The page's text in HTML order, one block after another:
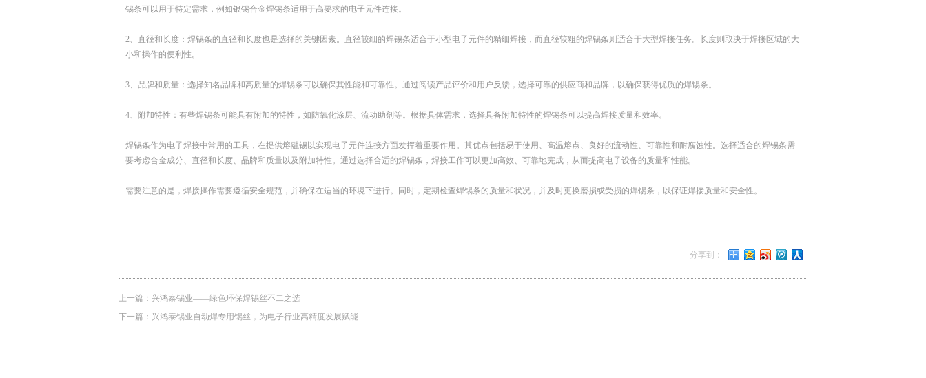
锡条可以用于特定需求，例如银锡合金焊锡条适用于高要求的电子元件连接。
2、直径和长度：焊锡条的直径和长度也是选择的关键因素。直径较细的焊锡条适合于小型电子元件的精细焊接，而直径较粗的焊锡条则适合于大型焊接任务。长度则取决于焊接区域的大
小和操作的便利性。
3、品牌和质量：选择知名品牌和高质量的焊锡条可以确保其性能和可靠性。通过阅读产品评价和用户反馈，选择可靠的供应商和品牌，以确保获得优质的焊锡条。
4、附加特性：有些焊锡条可能具有附加的特性，如防氧化涂层、流动助剂等。根据具体需求，选择具备附加特性的焊锡条可以提高焊接质量和效率。
焊锡条作为电子焊接中常用的工具，在提供熔融锡以实现电子元件连接方面发挥着重要作用。其优点包括易于使用、高温熔点、良好的流动性、可靠性和耐腐蚀性。选择适合的焊锡条需
要考虑合金成分、直径和长度、品牌和质量以及附加特性。通过选择合适的焊锡条，焊接工作可以更加高效、可靠地完成，从而提高电子设备的质量和性能。
需要注意的是，焊接操作需要遵循安全规范，并确保在适当的环境下进行。同时，定期检查焊锡条的质量和状况，并及时更换磨损或受损的焊锡条，以保证焊接质量和安全性。
上一篇： 兴鸿泰锡业——绿色环保焊锡丝不二之选
下一篇： 兴鸿泰锡业自动焊专用锡丝，为电子行业高精度发展赋能